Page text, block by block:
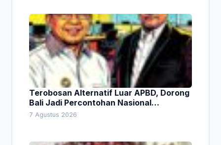
Terobosan Alternatif Luar APBD, Dorong
Bali Jadi Percontohan Nasional
Pembiayaan Daerah
7 Agustus 2026